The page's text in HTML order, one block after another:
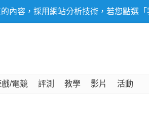
內容，採用網站分析技術，若您點選
/電競 評測 教學 影片 活動